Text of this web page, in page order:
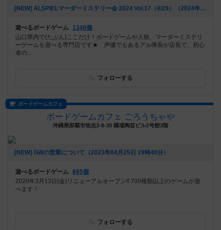
[NEW] ALSPIELマーダーミステリー会 2024 Vol.17（4/29）（2024年04月01日 19時47分）
遊べるボードゲーム
1348個
山口県内で(たぶん)ここだけ！ボードゲームや人狼、マーダーミステリ
ーゲームを遊べる専門店です★ 声優でもあるアル隊長が店長で、初心
者の...
フォローする
ボードゲームカフェ
ボードゲームカフェ ごろうちゃや
沖縄県那覇市牧志3-8-30 國場陶芸ビル2号館3階
[NEW] GWの営業について（2023年04月25日 19時40分）
遊べるボードゲーム 665個
2020年3月13日(金)リニューアルオープン!! 700種類以上のゲームが遊
べます！
フォローする